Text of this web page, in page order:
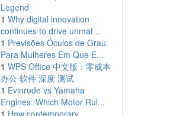
Legend
1 Why digital innovation
continues to drive unmat...
1 Previsões Óculos de Grau
Para Mulheres Em Que E...
1 WPS Office 中文版：零成本
办公 软件 深度 测试
1 Evinrude vs Yamaha
Engines: Which Motor Rul...
1 How contemporary